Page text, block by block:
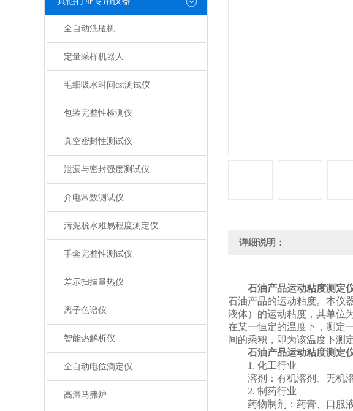
全自动洗瓶机
定量采样机器人
毛细吸水时间cst测试仪
包装完整性检测仪
真空密封性测试仪
泄漏与密封强度测试仪
介电常数测试仪
污泥脱水难易程度测定仪
手套完整性测试仪
差示扫描量热仪
离子色谱仪
智能热解析仪
全自动电位滴定仪
高温马弗炉
详细说明：
石油产品运动粘度测定
石油产品的运动粘度。本仪
液体）的运动粘度，其单位
在某一恒定的温度下，测定
间的乘积，即为该温度下测
石油产品运动粘度测定
1. 化工行业
溶剂：有机溶剂、无机溶
2. 制药行业
药物制剂：药膏、口服液